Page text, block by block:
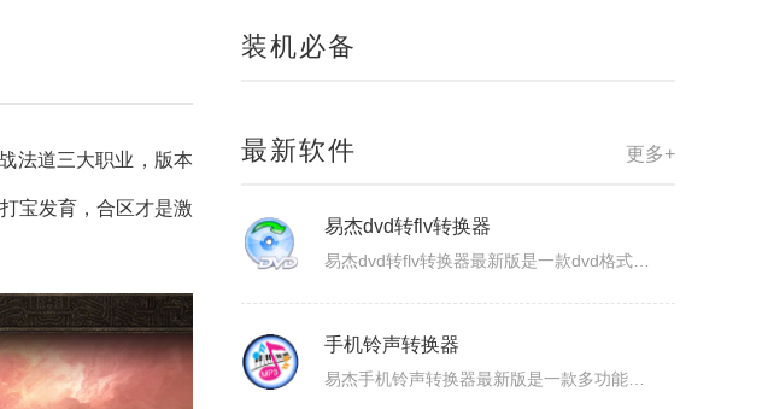
法道三大职业，版本
宝发育，合区才是激
装机必备
更多+
最新软件
ColorSPY
ColorSPY是一款专业实用的屏幕取色与色码转换工具，用于屏幕任意颜色提取、色码转换与颜色管理，支持多种常用色码格式，广泛应用于网页设计、平面绘图、编程开发等场景。取色精准快速，能轻松获取屏幕任意位置的颜色信息。ColorSPY功能1.实时屏幕取色，鼠标悬停即可获取屏幕任意位置颜色，无需复杂操作。...
易杰dvd转flv转换器